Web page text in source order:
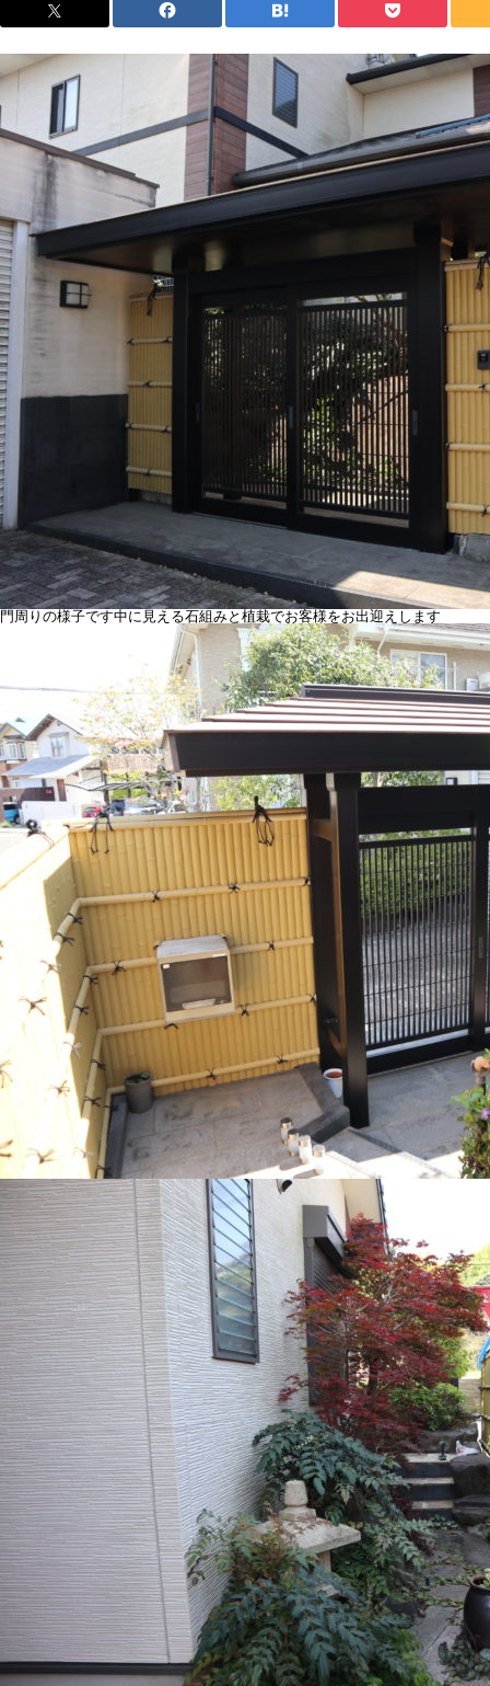
門周りの様子です中に見える石組みと植栽でお客様をお出迎えします